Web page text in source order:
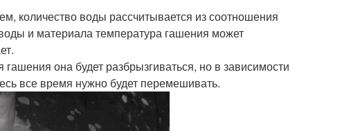
количество воды рассчитывается из соотношения
и материала температура гашения может
она будет разбрызгиваться, но в зависимости
все время нужно будет перемешивать.